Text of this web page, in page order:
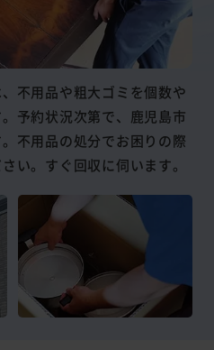
不用品や粗大ゴミを個数や
予約状況次第で、鹿児島市
不用品の処分でお困りの際
い。すぐ回収に伺います。